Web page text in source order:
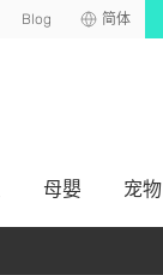
Blog 简体
母嬰 宠物